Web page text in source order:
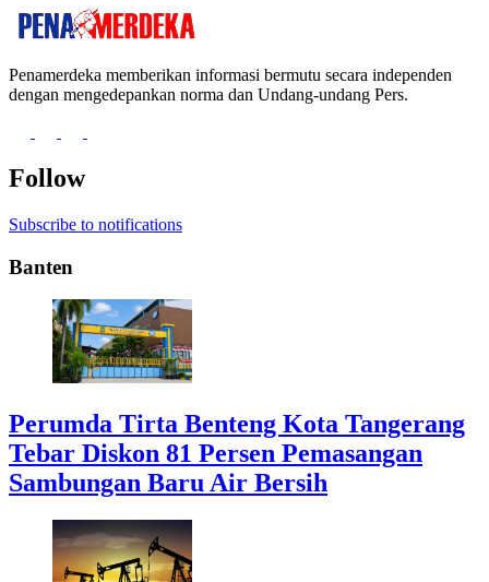
Penamerdeka memberikan informasi bermutu secara independen
dengan mengedepankan norma dan Undang-undang Pers.
Follow
Subscribe to notifications
Banten
Perumda Tirta Benteng Kota Tangerang
Tebar Diskon 81 Persen Pemasangan
Sambungan Baru Air Bersih